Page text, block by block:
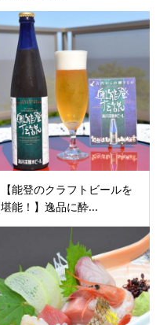
【能登のクラフトビールを
堪能！】逸品に酔...